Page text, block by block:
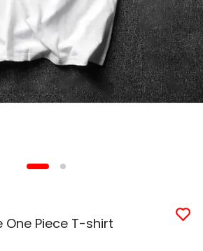
One Piece T-shirt